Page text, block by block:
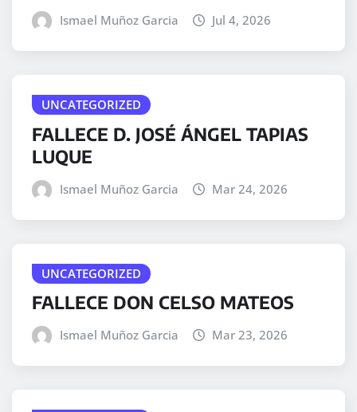
Ismael Muñoz Garcia Jul 4, 2026
UNCATEGORIZED
FALLECE D. JOSÉ ÁNGEL TAPIAS
LUQUE
Ismael Muñoz Garcia Mar 24, 2026
UNCATEGORIZED
FALLECE DON CELSO MATEOS
Ismael Muñoz Garcia Mar 23, 2026